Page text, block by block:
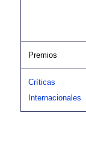
Premios
Críticas
Internacionales